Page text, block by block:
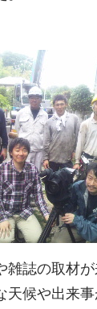
雑誌の取材
天候や出来事